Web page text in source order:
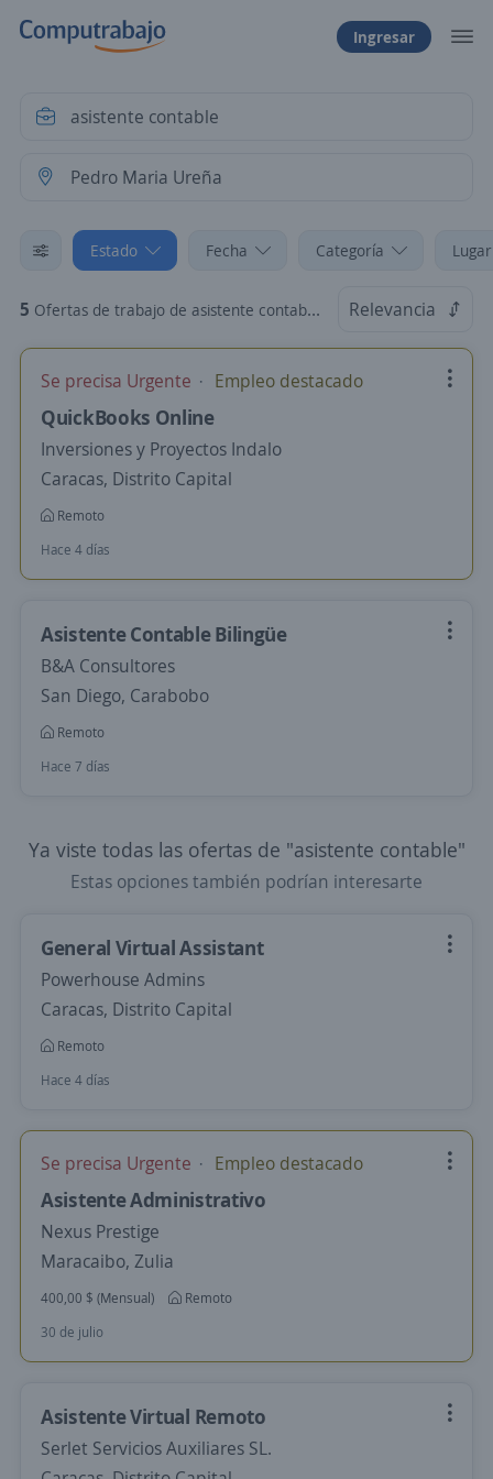
Ingresar
Estado Fecha Categoría
5 Ofertas de trabajo de asistente contable en Pedro Maria Ureña, Táchira Relevancia
Se precisa Urgente Empleo destacado
QuickBooks Online
Inversiones y Proyectos Indalo
Caracas, Distrito Capital
Remoto
Hace 4 días
Asistente Contable Bilingüe
B&A Consultores
San Diego, Carabobo
Remoto
Hace 7 días
Ya viste todas las ofertas de "asistente contable"
Estas opciones también podrían interesarte
General Virtual Assistant
Powerhouse Admins
Caracas, Distrito Capital
Remoto
Hace 4 días
Se precisa Urgente Empleo destacado
Asistente Administrativo
Nexus Prestige
Maracaibo, Zulia
400,00 $ (Mensual)
Remoto
30 de julio
Asistente Virtual Remoto
Serlet Servicios Auxiliares SL.